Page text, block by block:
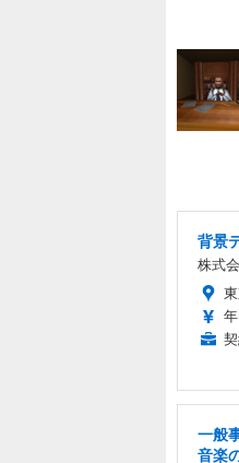
背景
株式
一般
音楽